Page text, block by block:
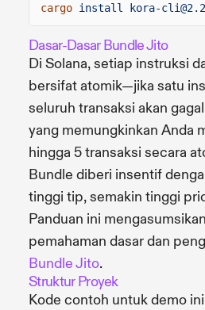
cargo install kora-
Dasar-Dasar Bundle Jito
Di Solana, setiap instruksi
bersifat atomik—jika satu
seluruh transaksi akan
yang memungkinkan Anda
hingga 5 transaksi secara
Bundle diberi insentif
tinggi tip, semakin tinggi
Panduan ini
pemahaman dasar dan
Bundle Jito.
Struktur Proyek
Kode contoh untuk demo